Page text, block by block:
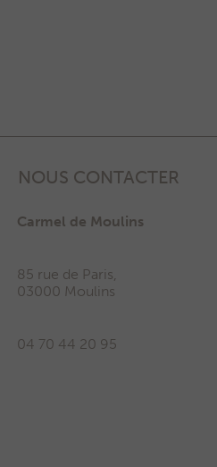
NOUS CONTACTER
Carmel de Moulins
85 rue de Paris,
03000 Moulins
04 70 44 20 95